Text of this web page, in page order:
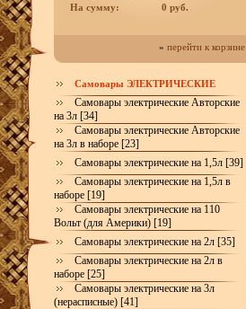
На сумму:
0 руб.
» перейти к корзине
Самовары ЭЛЕКТРИЧЕСКИЕ
Самовары электрические Авторские
на 3л [34]
Самовары электрические Авторские
на 3л в наборе [23]
Самовары электрические на 1,5л [39]
Самовары электрические на 1,5л в
наборе [19]
Самовары электрические на 110
Вольт (для Америки) [19]
Самовары электрические на 2л [35]
Самовары электрические на 2л в
наборе [25]
Самовары электрические на 3л
(нерасписные) [41]